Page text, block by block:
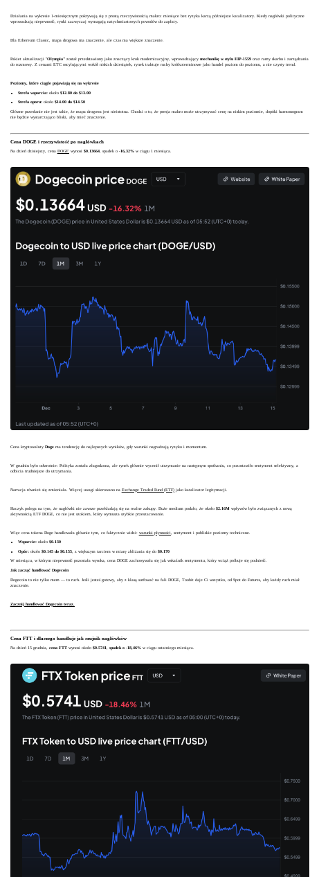
Działania na wykresie 1-miesięcznym pokrywają się z prostą rzeczywistością makro: miesiące bez ryzyka karzą późniejsze katalizatory. Kiedy nagłówki polityczne
wprowadzają niepewność, rynki zazwyczaj wymagają natychmiastowych powodów do zapłaty.
Dla Ethereum Classic, mapa drogowa ma znaczenie, ale czas ma większe znaczenie.
Pakiet aktualizacji "Olympia"został przedstawiony jako znaczący krok modernizacyjny, wprowadzający mechanikę w stylu EIP-1559oraz ramy skarbu i zarządzania
do rozmowy. Z cenami ETC oscylującymi wokół niskich dziesiątek, rynek traktuje ruchy krótkoterminowe jako handel poziom do poziomu, a nie czysty trend.
Poziomy, które ciągle pojawiają się na wykresie
Strefa wsparcia:około $12.80 do $13.00
Strefa oporu:około $14.00 do $14.50
Główne przesłanie nie jest takie, że mapa drogowa jest nieistotna. Chodzi o to, że presja makro może utrzymywać cenę na niskim poziomie, dopóki harmonogram
nie będzie wystarczająco bliski, aby mieć znaczenie.
Cena DOGE i rzeczywistość po nagłówkach
Na dzień dzisiejszy, cena DOGE'wynosi $0.13664, spadek o -16,32%w ciągu 1 miesiąca.
Cena kryptowaluty Dogema tendencję do najlepszych wyników, gdy warunki nagradzają ryzyko i momentum.
W grudniu było odwrotnie: Polityka została złagodzona, ale rynek głównie wycenił utrzymanie na następnym spotkaniu, co pozostawiło sentyment selektywny, a
odbicia trudniejsze do utrzymania.
Narracja również się zmieniała. Więcej uwagi skierowano na Exchange Traded Fund (ETF)jako katalizator legitymacji.
Haczyk polega na tym, że nagłówki nie zawsze przekładają się na realne zakupy. Duże medium podało, że około $2.16Mwpływów było związanych z nową
aktywnością ETF DOGE, co nie jest szokiem, który wymusza szybkie przeszacowanie.
Więc cena tokena Doge handlowała głównie tym, co faktycznie widzi: warunki płynności , sentyment i pobliskie poziomy techniczne.
Wsparcie:około $0.130
Opór:około $0.145 do $0.155, z większym tarciem w miarę zbliżania się do $0.170
W miesiącu, w którym niepewność pozostała wysoka, cena DOGE zachowywała się jak wskaźnik sentymentu, który wciąż próbuje się podnieść.
Jak zacząć handlować Dogecoin
Dogecoin to nie tylko mem — to ruch. Jeśli jesteś gotowy, aby z klasą surfować na fali DOGE, Toobit daje Ci wszystko, od Spot do Futures, aby każdy ruch miał
znaczenie.
Zacznij handlować Dogecoin teraz.
Cena FTT i dlaczego handluje jak czujnik nagłówków
Na dzień 15 grudnia, cena FTTwynosi około $0.5741, spadek o -18,46%w ciągu ostatniego miesiąca.